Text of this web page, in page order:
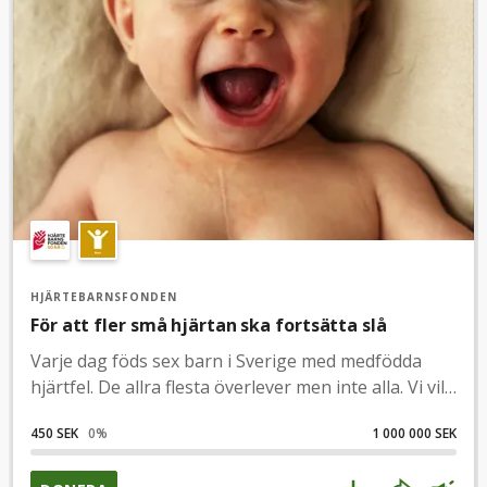
HJÄRTEBARNSFONDEN
För att fler små hjärtan ska fortsätta slå
Varje dag föds sex barn i Sverige med medfödda
hjärtfel. De allra flesta överlever men inte alla. Vi vill
Sigges hjärta. När han föddes visste man inte om
hans hjärtfel. Idag är han opererad och mår
450 SEK 0% 1 000 000 SEK